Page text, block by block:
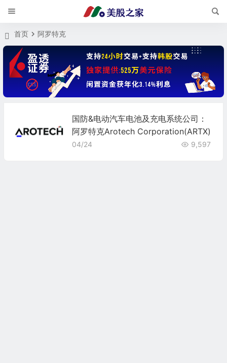
首页 阿罗特克
国防&电动汽车电池及充电系统公司：
阿罗特克Arotech Corporation(ARTX)
04/24 9,597